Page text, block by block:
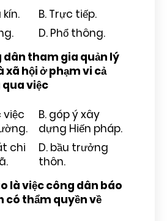
kín.
B. Trực tiếp.
D. Phổ thông.
dân tham gia quản lý
xã hội ở phạm vi cả
việc
việc
B. góp ý xây
dựng Hiến pháp.
chi
D. bầu trưởng
thôn.
là việc công dân báo
có thẩm quyền về